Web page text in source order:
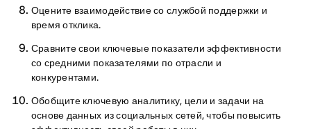
Оцените взаимодействие со службой поддержки и
время отклика.
Сравните свои ключевые показатели эффективности
со средними показателями по отрасли и
конкурентами.
Обобщите ключевую аналитику, цели и задачи на
основе данных из социальных сетей, чтобы повысить